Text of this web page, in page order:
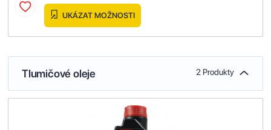
UKÁZAT MOŽNOSTI
Tlumičové oleje 2 Produkty